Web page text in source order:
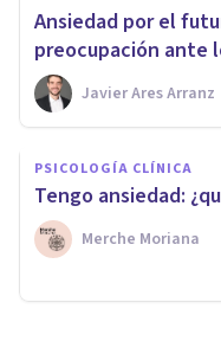
Ansiedad por el
preocupación ante
Javier Ares Arranz
PSICOLOGÍA CLÍNICA
Tengo ansiedad:
Merche Moriana